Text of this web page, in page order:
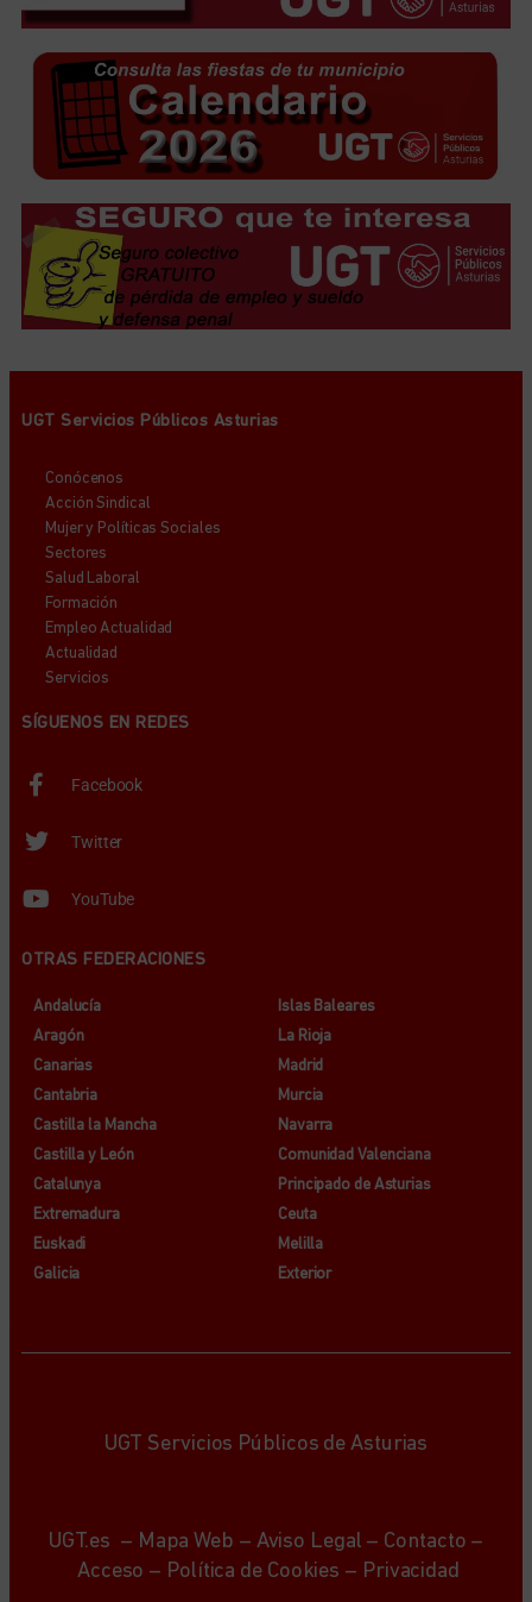
UGT Servicios Públicos Asturias
Conócenos
Acción Sindical
Mujer y Políticas Sociales
Sectores
Salud Laboral
Formación
Empleo Actualidad
Actualidad
Servicios
SÍGUENOS EN REDES
Facebook
Twitter
YouTube
OTRAS FEDERACIONES
Andalucía
Aragón
Canarias
Cantabria
Castilla la Mancha
Castilla y León
Catalunya
Extremadura
Euskadi
Galicia
Islas Baleares
La Rioja
Madrid
Murcia
Navarra
Comunidad Valenciana
Principado de Asturias
Ceuta
Melilla
Exterior
UGT Servicios Públicos de Asturias
UGT.es – Mapa Web – Aviso Legal – Contacto –
Acceso – Política de Cookies – Privacidad